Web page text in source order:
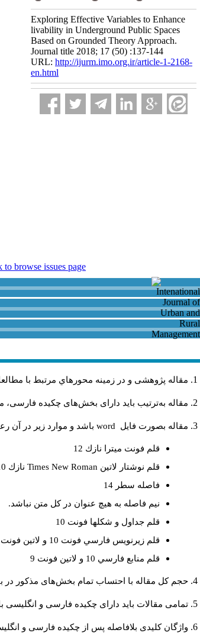
Exploring Effective Variables to Enhance
livability in Underground Public Spaces
Based on Grounded Theory Approach.
Journal title 2018; 17 (50) :137-144
URL: http://ijurm.imo.org.ir/article-1-2168-
en.html
to browse issues page
مقاله پژوهشی و در زمینه محورهاي مرتبط با
مقاله به‌ترتیب باید دارای بخش‌های چکیده فارسی،
مقاله بصورت فايل word باشد و موارد زير در آن
قلم فونت ميترا نازك 12
قلم نوشتار لاتين Times New Roman نازك 10
فاصله سطر 14
نيم فاصله به هيچ عنوان در كل متن نباشد.
قلم جداول و شكلها فونت 10
قلم زيرنويس فارسي فونت 10 و لاتين فونت 8
قلم منابع فارسي 10 و لاتين فونت 9
حجم کل مقاله با احتساب تمام بخش‌های مذکور در بند ۲، بین ۶۰۰۰ تا ۸۰۰۰کلمه
تمامی مقالات باید دارای چکیده فارسی و انگلیسی باشند. حجم هر دو
واژگان کلیدی بلافاصله پس از چکیده فارسی و انگلیسی و بین ۴-۶